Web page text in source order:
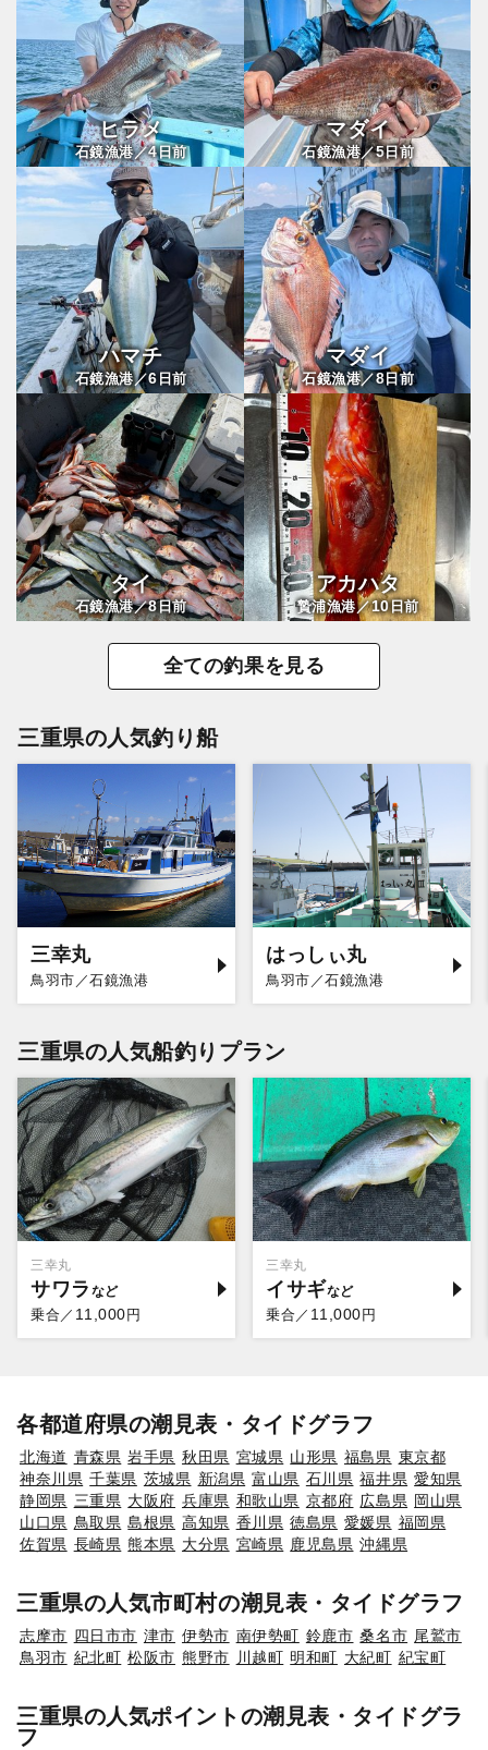
ヒラメ
石鏡漁港／4日前
マダイ
石鏡漁港／5日前
ハマチ
石鏡漁港／6 日前
マダイ
石鏡漁港／8 日前
タイ
石鏡漁港／8日前
アカハタ
贄浦漁港／10日前
全ての釣果を見る
三重県の人気釣り船
三幸丸
鳥羽市／石鏡漁港
はっしぃ丸
鳥羽市／石鏡漁港
三重県の人気船釣りプラン
三幸丸
サワラ
乗合／ 11,000円
三幸丸
イサギ
乗合／ 11,000円
各都道府県の潮見表・タイドグラフ
北海道 青森県 岩手県 秋田県 宮城県 山形県 福島県 東京都
神奈川県 千葉県 茨城県 新潟県 富山県 石川県 福井県 愛知県
静岡県 三重県 大阪府 兵庫県 和歌山県 京都府 広島県 岡山県
山口県 鳥取県 島根県 高知県 香川県 徳島県 愛媛県 福岡県
佐賀県 長崎県 熊本県 大分県 宮崎県 鹿児島県 沖縄県
三重県の人気市町村の潮見表・タイドグラフ
志摩市 四日市市 津市 伊勢市 南伊勢町 鈴鹿市 桑名市 尾鷲市
鳥羽市 紀北町 松阪市 熊野市 川越町 明和町 大紀町 紀宝町
三重県の人気ポイントの潮見表・タイドグラ
フ